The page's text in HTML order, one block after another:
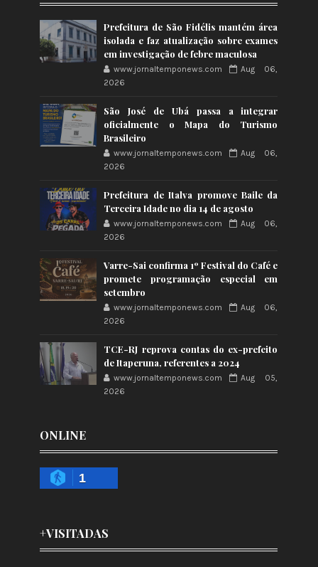
Prefeitura de São Fidélis mantém área
isolada e faz atualização sobre exames
em investigação de febre maculosa
www.jornaltemponews.com
Aug 06,
2026
São José de Ubá passa a integrar
oficialmente o Mapa do Turismo
Brasileiro
www.jornaltemponews.com
Aug 06,
2026
Prefeitura de Italva promove Baile da
Terceira Idade no dia 14 de agosto
www.jornaltemponews.com
Aug 06,
2026
Varre-Sai confirma 1º Festival do Café e
promete programação especial em
setembro
www.jornaltemponews.com
Aug 06,
2026
TCE-RJ reprova contas do ex-prefeito
de Itaperuna, referentes a 2024
www.jornaltemponews.com
Aug 05,
2026
ONLINE
1
+VISITADAS